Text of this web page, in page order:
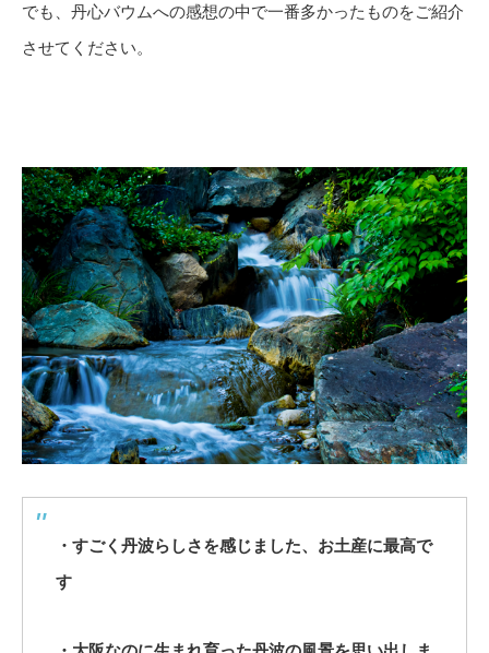
でも、丹心バウムへの感想の中で一番多かったものをご紹介
させてください。
・すごく丹波らしさを感じました、お土産に最高で
す